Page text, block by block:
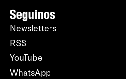
Seguinos
Newsletters
RSS
YouTube
WhatsApp